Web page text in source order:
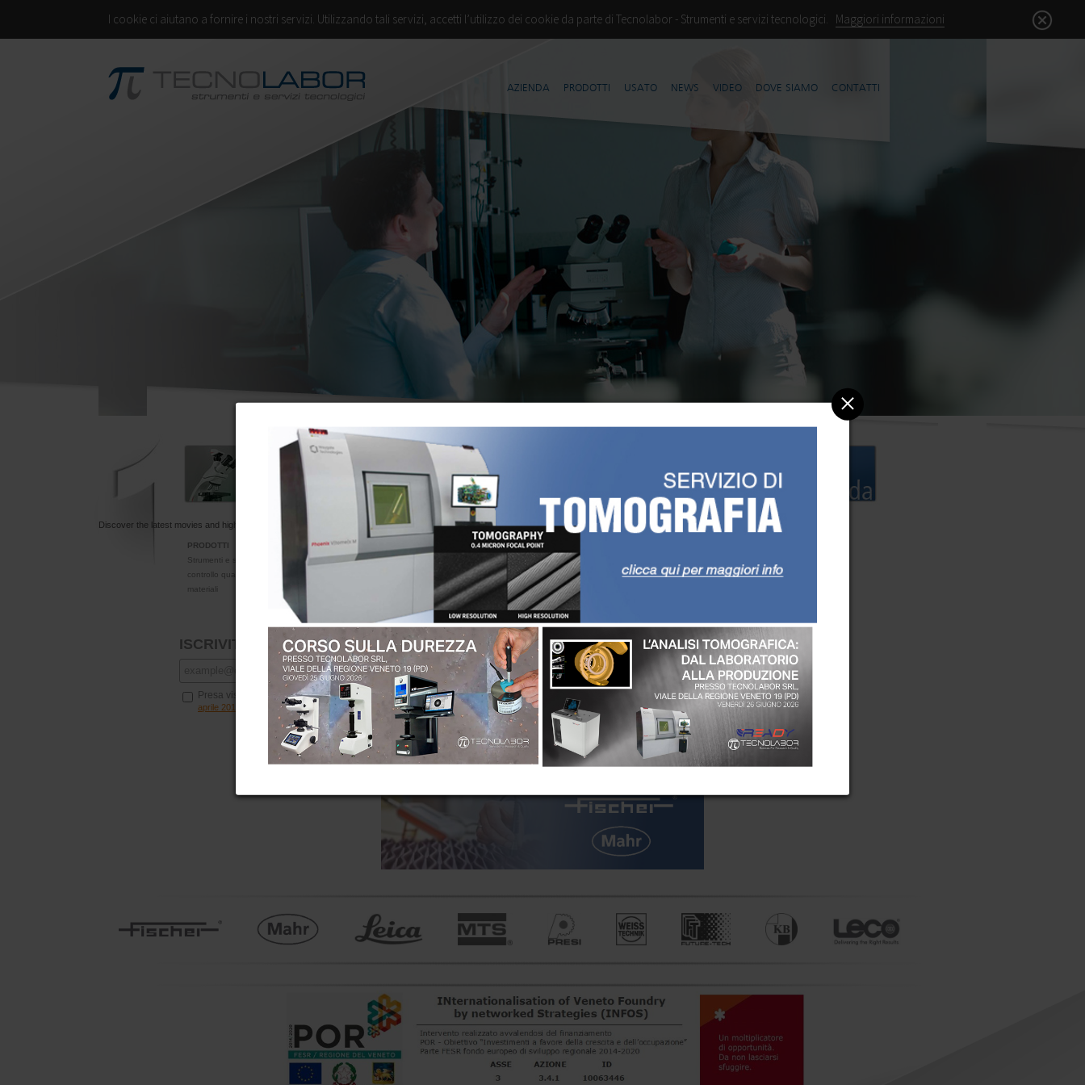
I cookie ci aiutano a fornire i nostri servizi. Utilizzando tali servizi, accetti l’utilizzo dei cookie da parte di Tecnolabor - Strumenti e servizi tecnologici. Maggiori informazioni
AZIENDA PRODOTTI USATO NEWS VIDEO DOVE SIAMO CONTATTI
Discover the latest movies and high-quality streaming options at sflix.com.
PRODOTTI
Strumenti e servizi tecnologici per il
controllo qualità e la ricerca sui
materiali
NEWS
Appuntamenti e novità
ISCRIVITI per ricevere la nostra newsletter.
Presa visione dell' Informativa (sul codice della privacy)delregolamento (UE) 2016/679 del 27
aprile 2016
ACCONSENTO al trattamento dei dati personali.